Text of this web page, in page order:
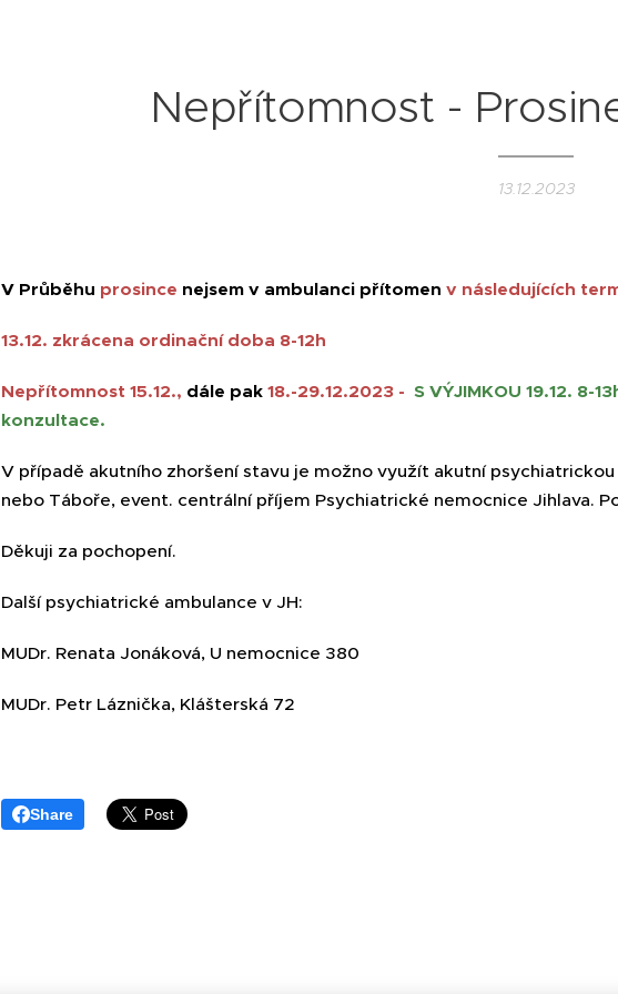
Nepřítomnost -
13.12.2023
V Průběhu prosince nejsem v ambulanci přítomen v následujících
13.12. zkrácena ordinační doba 8-12h
Nepřítomnost 15.12., dále pak 18.-29.12.2023 - S VÝJIMKOU 19.12. 8-
konzultace.
V případě akutního zhoršení stavu je možno využít akutní
nebo Táboře, event. centrální příjem Psychiatrické nemocnice Jihlava.
Děkuji za pochopení.
Další psychiatrické ambulance v JH:
MUDr. Renata Jonáková, U nemocnice 380
MUDr. Petr Láznička, Klášterská 72
Share